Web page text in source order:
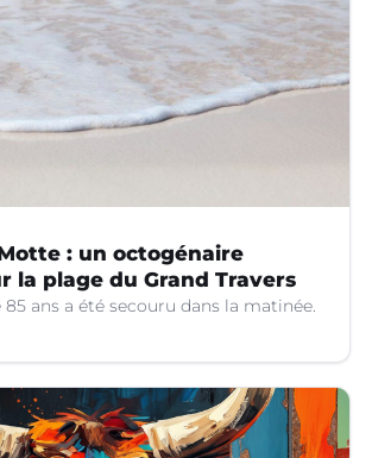
: un octogénaire
la plage du Grand Travers
ans a été secouru dans la matinée.